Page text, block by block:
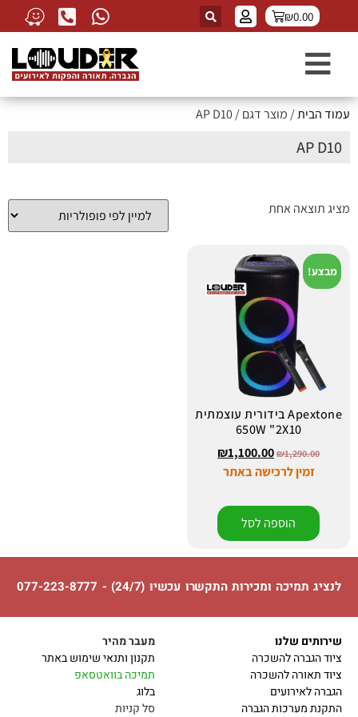
₪0.00
עמוד הבית/ מוצר דגם / AP D10
AP D10
מציג תוצאה אחת
מבצע!
Apextone בידורית עוצמתית
650W "2X10
₪1,290.00
₪1,100.00
זמין לרכישה באתר
הוספה לסל
לנציג תמיכה ומכירות התקשרו עכשיו (24/7) - 077-223-8777
שירותים שלנו
ציוד הגברה להשכרה
ציוד תאורה להשכרה
הגברה לאירועים
התקנת מערכות הגברה
מעבר מהיר
תקנון ותנאי שימוש באתר
תמיכה בוואטסאפ
בלוג
סל קניות